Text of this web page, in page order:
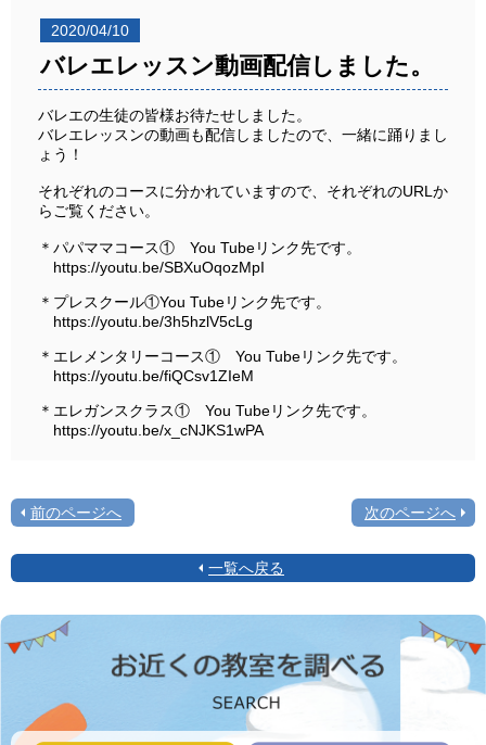
2020/04/10
バレエレッスン動画配信しました。
バレエの生徒の皆様お待たせしました。
バレエレッスンの動画も配信しましたので、一緒に踊りまし
ょう！
それぞれのコースに分かれていますので、それぞれのURLか
らご覧ください。
＊パパママコース① You Tubeリンク先です。
https://youtu.be/SBXuOqozMpI
＊プレスクール①You Tubeリンク先です。
https://youtu.be/3h5hzlV5cLg
＊エレメンタリーコース① You Tubeリンク先です。
https://youtu.be/fiQCsv1ZIeM
＊エレガンスクラス① You Tubeリンク先です。
https://youtu.be/x_cNJKS1wPA
前のページへ 次のページへ
一覧へ戻る